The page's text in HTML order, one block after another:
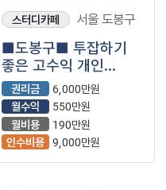
스터디카페 서울 도봉구
■도봉구■ 투잡하기
좋은 고수익 개인
스터디카페 매장을
소개합니다.■
권리금
6,000만원
월수익
550만원
월비용
190만원
인수비용 9,000만원